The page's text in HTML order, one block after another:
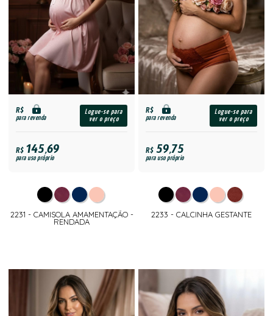
R$
para revenda
Logue-se para
ver o preço
R$145,69
para uso próprio
2231 - CAMISOLA AMAMENTAÇÃO -
RENDADA
R$
para revenda
Logue-se para
ver o preço
R$59,75
para uso próprio
2233 - CALCINHA GESTANTE